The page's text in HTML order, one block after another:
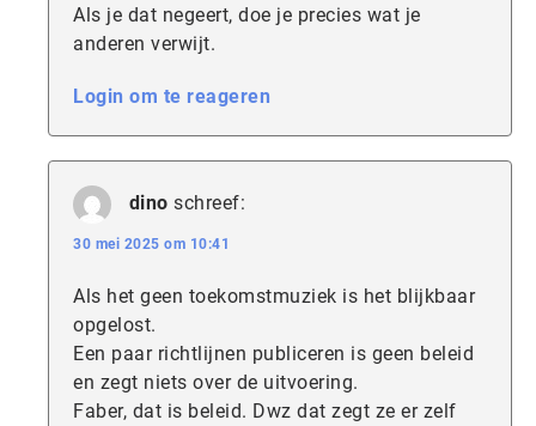
Als je dat negeert, doe je precies wat je
anderen verwijt.
Login om te reageren
dino schreef:
30 mei 2025 om 10:41
Als het geen toekomstmuziek is het blijkbaar
opgelost.
Een paar richtlijnen publiceren is geen beleid
en zegt niets over de uitvoering.
Faber, dat is beleid. Dwz dat zegt ze er zelf